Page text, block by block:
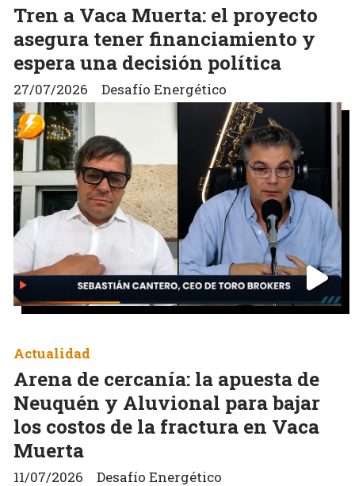
Tren a Vaca Muerta: el proyecto
asegura tener financiamiento y
espera una decisión política
Desafío Energético
27/07/2026
Arena de cercanía: la apuesta de
Neuquén y Aluvional para bajar
los costos de la fractura en Vaca
Muerta
Desafío Energético
Actualidad
11/07/2026